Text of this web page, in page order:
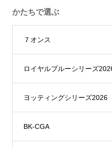
かたちで選ぶ
７オンス
ロイヤルブルーシリーズ
ヨッティングシリーズ2026
BK-CGA